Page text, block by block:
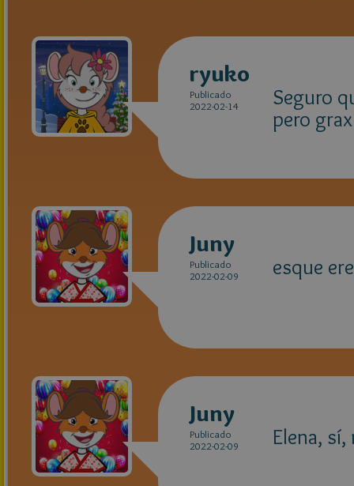
ryuko
Publicado
2022-02-14
Seguro
pero grax
Juny
Publicado
2022-02-09
esque
Juny
Publicado
2022-02-09
Elena,